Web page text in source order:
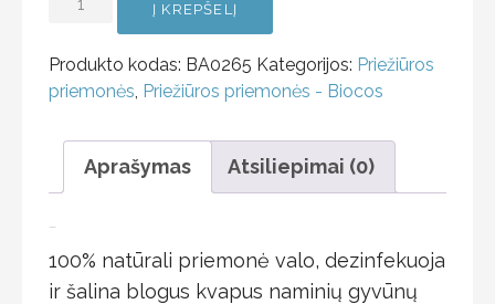
Į KREPŠELĮ
Produkto kodas: BA0265 Kategorijos: Priežiūros
priemonės, Priežiūros priemonės - Biocos
Aprašymas Atsiliepimai (0)
100% natūrali priemonė valo, dezinfekuoja
ir šalina blogus kvapus naminių gyvūnų